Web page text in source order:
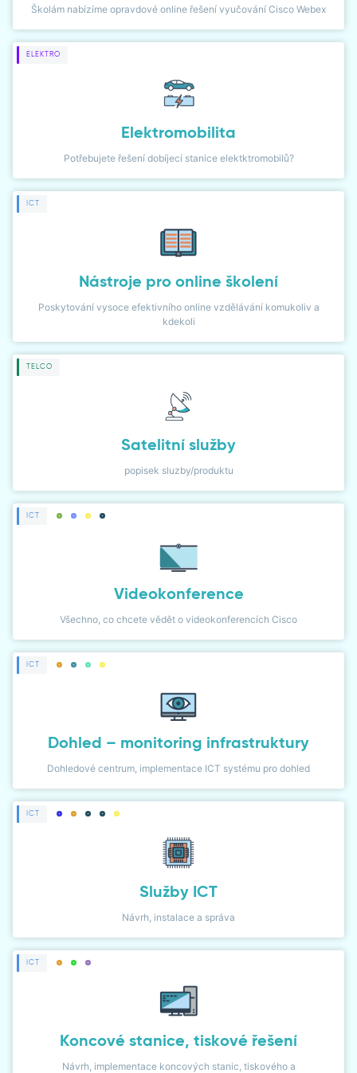
NETWORK MONITOR
Školám nabízíme opravdové online řešení vyučování Cisco Webex
ELEKTRO
Elektromobilita
Potřebujete řešení dobíjecí stanice elektktromobilů?
ICT
Nástroje pro online školení
Poskytování vysoce efektivního online vzdělávání komukoliv a
kdekoli
TELCO
Satelitní služby
popisek sluzby/produktu
ICT
Videokonference
Všechno, co chcete vědět o videokonferencích Cisco
ICT
Dohled – monitoring infrastruktury
Dohledové centrum, implementace ICT systému pro dohled
ICT
Služby ICT
Návrh, instalace a správa
ICT
Koncové stanice, tiskové řešení
Návrh, implementace koncových stanic, tiskového a